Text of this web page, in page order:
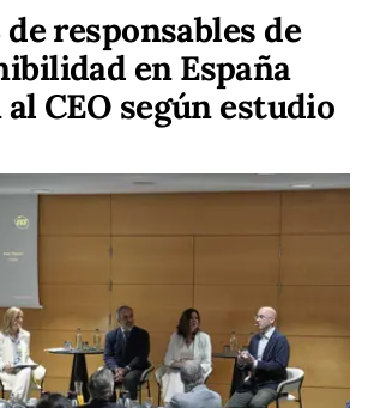
de responsables de
en España
CEO según estudio